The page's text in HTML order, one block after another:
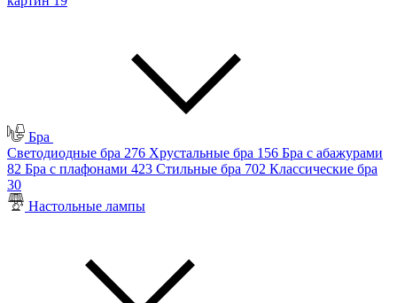
Бра
Светодиодные бра 276 Хрустальные бра 156 Бра с абажурами
82 Бра с плафонами 423 Стильные бра 702 Классические бра
30
Настольные лампы